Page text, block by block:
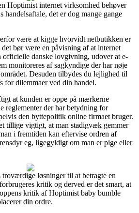
Hoptimist internet virksomhed behøver
handelsaftale, det er dog mange gange
være at kigge hvorvidt netbutikken er
bør være en påvisning af at internet
officielle danske lovgivning, udover at e-
monitoreres af sagkyndige der har nøje
Desuden tilbydes du lejlighed til
for dilemmaer ved din handel.
at kunden er oppe på mærkerne
reglementer der har betydning for
den byttepolitik online firmaet bruger.
tillige vigtigt, at man stadigvæk gemmer
i fremtiden kan eftervise ordren af
eg, ligegyldigt om man er pige eller
troværdige løsninger til at betragte en
kritik og derved er det smart, at
kritik af Hoptimist baby bumble
din ordre.